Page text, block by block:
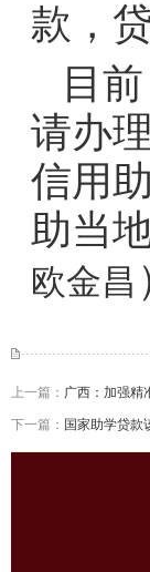
款，
目
请办
信用
助当
欧金昌
上一篇： 广西：加强精
下一篇： 国家助学贷款